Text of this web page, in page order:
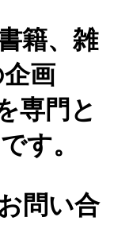
籍、雑
画
専門と
す。
問い合